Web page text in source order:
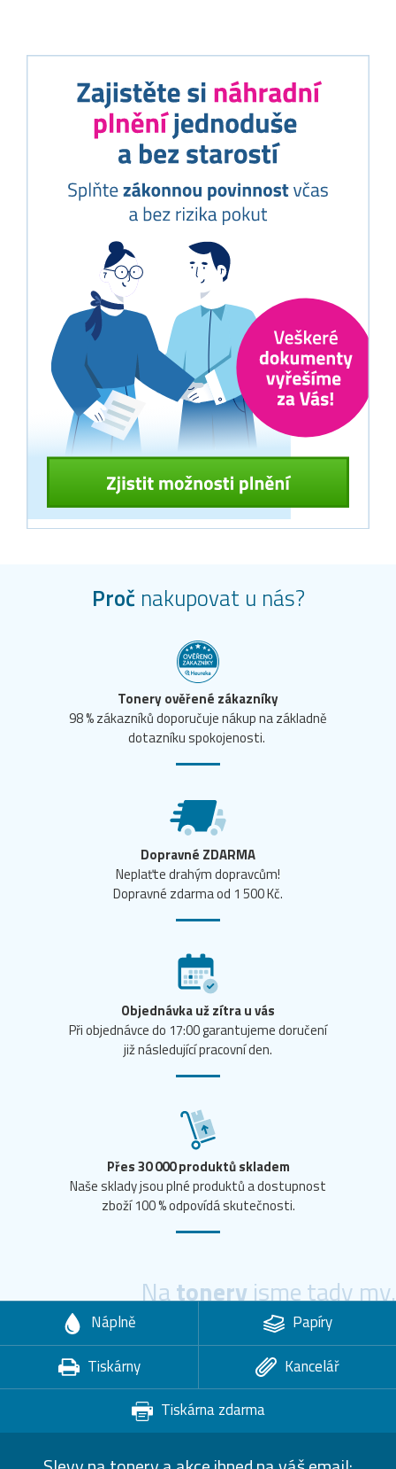
Proč nakupovat u nás?
Tonery ověřené zákazníky
98 % zákazníků doporučuje nákup na základně
dotazníku spokojenosti.
Dopravné ZDARMA
Neplaťte drahým dopravcům!
Dopravné zdarma od 1 500 Kč.
Objednávka už zítra u vás
Při objednávce do 17:00 garantujeme doručení
již následující pracovní den.
Přes 30 000 produktů skladem
Naše sklady jsou plné produktů a dostupnost
zboží 100 % odpovídá skutečnosti.
Natoneryjsme tady my.
Náplně
Papíry
Tiskárny
Kancelář
Tiskárna zdarma